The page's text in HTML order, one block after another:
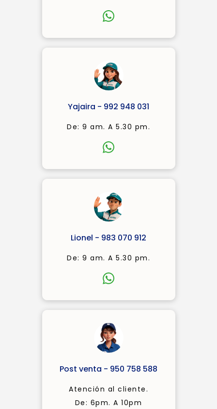
Yajaira - 992 948 031
De: 9 am. A 5.30 pm.
Lionel - 983 070 912
De: 9 am. A 5.30 pm.
Post venta - 950 758 588
Atención al cliente.
De: 6pm. A 10pm